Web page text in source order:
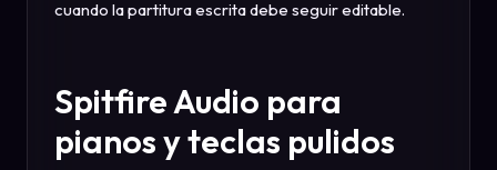
cuando la partitura escrita debe seguir editable.
Spitfire Audio para
pianos y teclas pulidos